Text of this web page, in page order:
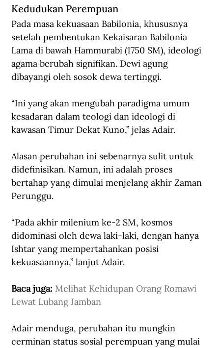
Kedudukan Perempuan
Pada masa kekuasaan Babilonia, khususnya
setelah pembentukan Kekaisaran Babilonia
Lama di bawah Hammurabi (1750 SM), ideologi
agama berubah signifikan. Dewi agung
dibayangi oleh sosok dewa tertinggi.
“Ini yang akan mengubah paradigma umum
kesadaran dalam teologi dan ideologi di
kawasan Timur Dekat Kuno,” jelas Adair.
Alasan perubahan ini sebenarnya sulit untuk
didefinisikan. Namun, ini adalah proses
bertahap yang dimulai menjelang akhir Zaman
Perunggu.
“Pada akhir milenium ke-2 SM, kosmos
didominasi oleh dewa laki-laki, dengan hanya
Ishtar yang mempertahankan posisi
kekuasaannya,” lanjut Adair.
Baca juga: Melihat Kehidupan Orang Romawi
Lewat Lubang Jamban
Adair menduga, perubahan itu mungkin
cerminan status sosial perempuan yang mulai